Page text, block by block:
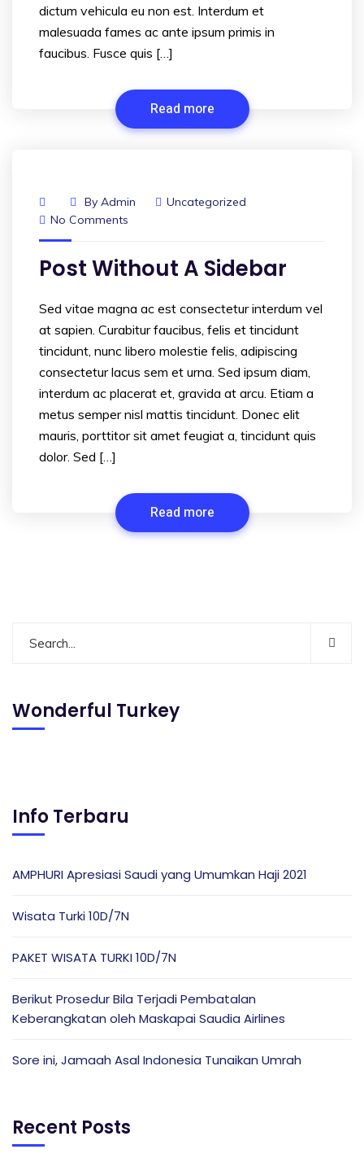
dictum vehicula eu non est. Interdum et
malesuada fames ac ante ipsum primis in
faucibus. Fusce quis […]
Read more
By Admin
Uncategorized
No Comments
Post Without A Sidebar
Sed vitae magna ac est consectetur interdum vel
at sapien. Curabitur faucibus, felis et tincidunt
tincidunt, nunc libero molestie felis, adipiscing
consectetur lacus sem et urna. Sed ipsum diam,
interdum ac placerat et, gravida at arcu. Etiam a
metus semper nisl mattis tincidunt. Donec elit
mauris, porttitor sit amet feugiat a, tincidunt quis
dolor. Sed […]
Read more
Wonderful Turkey
Info Terbaru
AMPHURI Apresiasi Saudi yang Umumkan Haji 2021
Wisata Turki 10D/7N
PAKET WISATA TURKI 10D/7N
Berikut Prosedur Bila Terjadi Pembatalan
Keberangkatan oleh Maskapai Saudia Airlines
Sore ini, Jamaah Asal Indonesia Tunaikan Umrah
Recent Posts